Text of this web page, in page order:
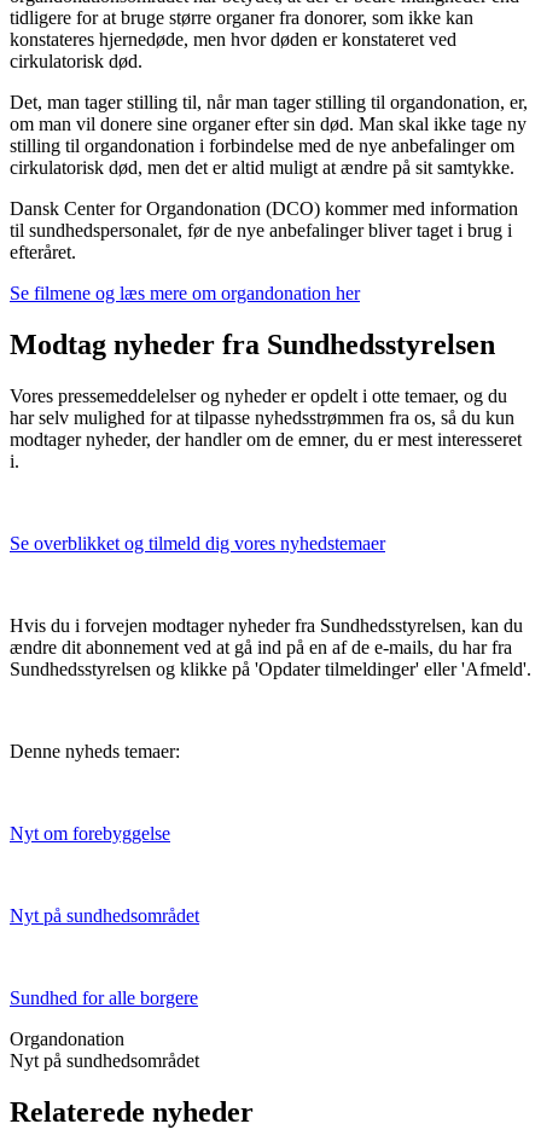
tidligere for at bruge større organer fra donorer, som ikke kan
konstateres hjernedøde, men hvor døden er konstateret ved
cirkulatorisk død.
Det, man tager stilling til, når man tager stilling til organdonation, er,
om man vil donere sine organer efter sin død. Man skal ikke tage ny
stilling til organdonation i forbindelse med de nye anbefalinger om
cirkulatorisk død, men det er altid muligt at ændre på sit samtykke.
Dansk Center for Organdonation (DCO) kommer med information
til sundhedspersonalet, før de nye anbefalinger bliver taget i brug i
efteråret.
Se filmene og læs mere om organdonation her
Modtag nyheder fra Sundhedsstyrelsen
Vores pressemeddelelser og nyheder er opdelt i otte temaer, og du
har selv mulighed for at tilpasse nyhedsstrømmen fra os, så du kun
modtager nyheder, der handler om de emner, du er mest interesseret
i.
Se overblikket og tilmeld dig vores nyhedstemaer
Hvis du i forvejen modtager nyheder fra Sundhedsstyrelsen, kan du
ændre dit abonnement ved at gå ind på en af de e-mails, du har fra
Sundhedsstyrelsen og klikke på 'Opdater tilmeldinger' eller 'Afmeld'.
Denne nyheds temaer:
Nyt om forebyggelse
Nyt på sundhedsområdet
Sundhed for alle borgere
Organdonation
Nyt på sundhedsområdet
Relaterede nyheder